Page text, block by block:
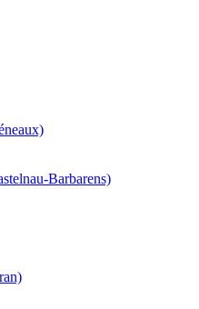
Barbarens)